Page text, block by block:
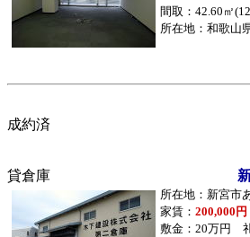
間取：42.60㎡
所在地：和歌山
成約済
貸倉庫
所在地：新宮市
家賃： 200,000
敷金：20万円